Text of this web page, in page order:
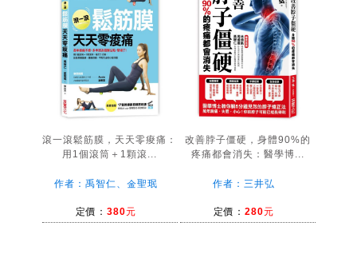
滾一滾鬆筋膜，天天零痠痛：
用1個滾筒＋1顆滾...
作者：禹智仁、金聖珉
定價： 380元
改善脖子僵硬，身體90%的
疼痛都會消失：醫學博...
作者：三井弘
定價： 280元